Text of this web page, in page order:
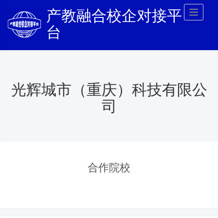
Toggle
产教融合校企对接平
台
光辉城市（重庆）科技有限公
司
合作院校